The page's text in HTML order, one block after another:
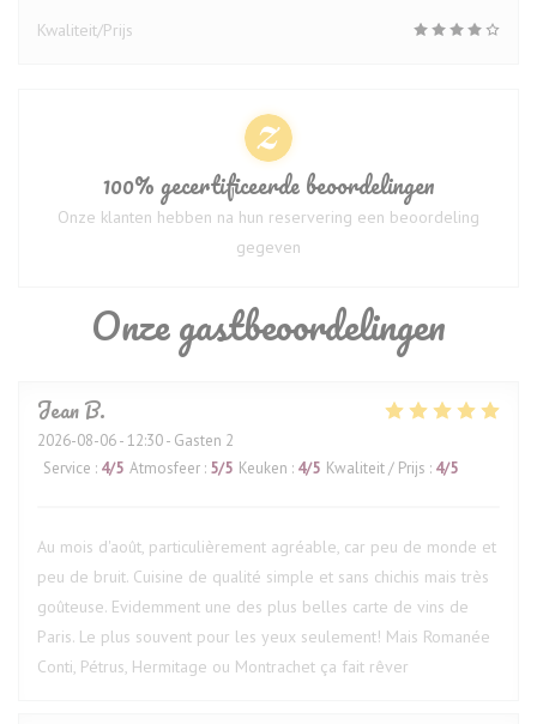
Onze gastbeoordelingen
JeanB
2026-08-06- 12:30 - Gasten 2
Service : 4/5 Atmosfeer : 5/5 Keuken : 4/5 Kwaliteit / Prijs : 4/5
Au mois d'août, particulièrement agréable, car peu de monde et
peu de bruit. Cuisine de qualité simple et sans chichis mais très
goûteuse. Evidemment une des plus belles carte de vins de
Paris. Le plus souvent pour les yeux seulement! Mais Romanée
Conti, Pétrus, Hermitage ou Montrachet ça fait rêver
Kwaliteit/Prijs
100% gecertificeerde beoordelingen
Onze klanten hebben na hun reservering een beoordeling
gegeven